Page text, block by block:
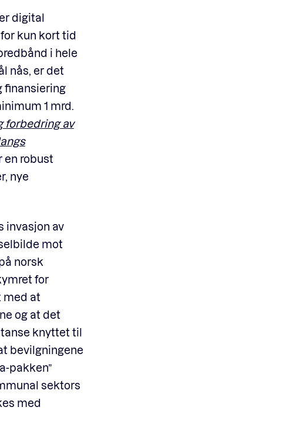
digital
kun kort tid
i hele
nås, er det
finansiering
1 mrd.
forbedring av
en robust
nye
invasjon av
mot
norsk
for
med at
og at det
knyttet til
bevilgningene
pakken”
sektors
med